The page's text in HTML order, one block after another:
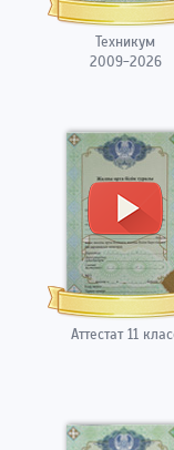
Техникум
2009-2026
Аттестат 11